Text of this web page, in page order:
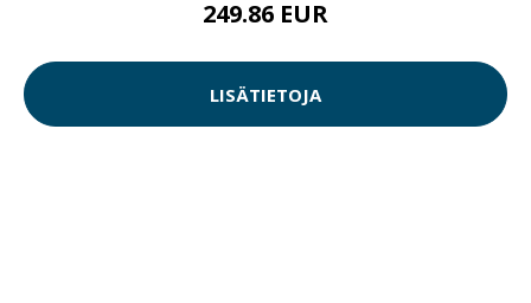
249.86 EUR
LISÄTIETOJA